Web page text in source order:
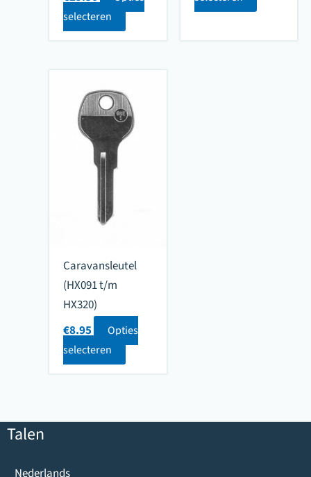
selecteren
Caravansleutel
(HX091 t/m
HX320)
€8.95
Opties
selecteren
Talen